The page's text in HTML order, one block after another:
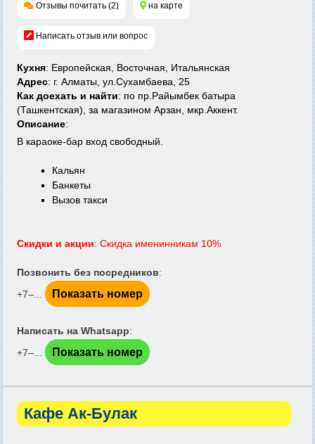
Отзывы почитать (2) на карте
Написать отзыв или вопрос
Кухня: Европейская, Восточная, Итальянская
Адрес: г. Алматы, ул.Сухамбаева, 25
Как доехать и найти: по пр.Райымбек батыра
(Ташкентская), за магазином Арзан, мкр.Аккент.
Описание:
В караоке-бар вход свободный.
Кальян
Банкеты
Вызов такси
Скидки и акции: Скидка именинникам 10%
Позвонить без посредников:
+7‒...
Показать номер
Написать на Whatsapp:
+7‒...
Показать номер
Кафе Ак-Булак